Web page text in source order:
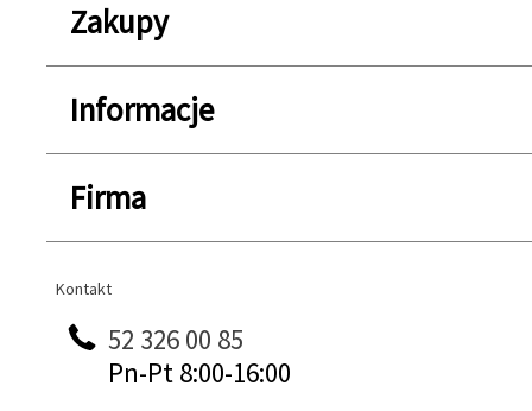
Zakupy
Informacje
Firma
Kontakt
Kontakt
52 326 00 85
Pn-Pt 8:00-16:00